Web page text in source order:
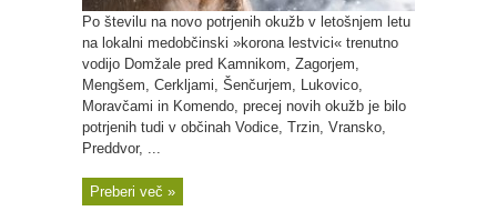
Po številu na novo potrjenih okužb v letošnjem letu
na lokalni medobčinski »korona lestvici« trenutno
vodijo Domžale pred Kamnikom, Zagorjem,
Mengšem, Cerkljami, Šenčurjem, Lukovico,
Moravčami in Komendo, precej novih okužb je bilo
potrjenih tudi v občinah Vodice, Trzin, Vransko,
Preddvor, ...
Preberi več »